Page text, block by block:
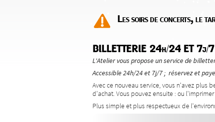
Les soirs de concerts, le
BILLETTERIE 24h/24 ET 7j/7
L'Atelier vous propose un service de
Accessible 24h/24 et 7j/7 ; réservez et
Avec ce nouveau service, vous n'avez plus
d'achat. Vous pouvez ensuite : ou
Plus simple et plus respectueux de